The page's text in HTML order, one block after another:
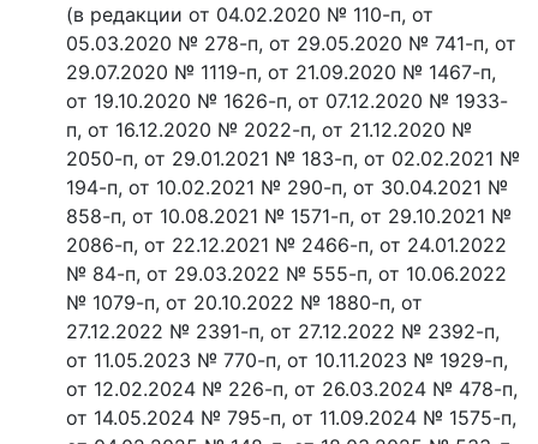
(в редакции от 04.02.2020 № 110-п, от
05.03.2020 № 278-п, от 29.05.2020 № 741-п, от
29.07.2020 № 1119-п, от 21.09.2020 № 1467-п,
от 19.10.2020 № 1626-п, от 07.12.2020 № 1933-
п, от 16.12.2020 № 2022-п, от 21.12.2020 №
2050-п, от 29.01.2021 № 183-п, от 02.02.2021 №
194-п, от 10.02.2021 № 290-п, от 30.04.2021 №
858-п, от 10.08.2021 № 1571-п, от 29.10.2021 №
2086-п, от 22.12.2021 № 2466-п, от 24.01.2022
№ 84-п, от 29.03.2022 № 555-п, от 10.06.2022
№ 1079-п, от 20.10.2022 № 1880-п, от
27.12.2022 № 2391-п, от 27.12.2022 № 2392-п,
от 11.05.2023 № 770-п, от 10.11.2023 № 1929-п,
от 12.02.2024 № 226-п, от 26.03.2024 № 478-п,
от 14.05.2024 № 795-п, от 11.09.2024 № 1575-п,